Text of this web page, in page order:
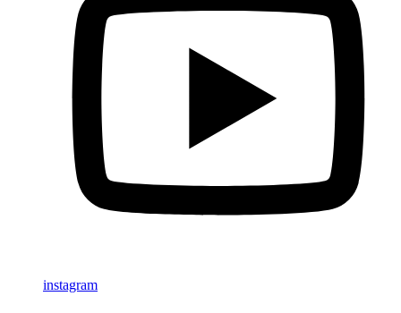
instagram